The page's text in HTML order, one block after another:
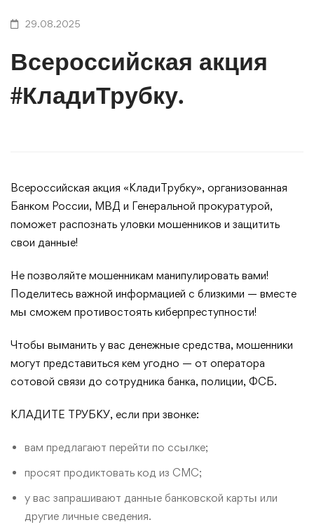
29.08.2025
Всероссийская акция
#КладиТрубку.
Всероссийская акция «КладиТрубку», организованная
Банком России, МВД и Генеральной прокуратурой,
поможет распознать уловки мошенников и защитить
свои данные!
Не позволяйте мошенникам манипулировать вами!
Поделитесь важной информацией с близкими — вместе
мы сможем противостоять киберпреступности!
Чтобы выманить у вас денежные средства, мошенники
могут представиться кем угодно — от оператора
сотовой связи до сотрудника банка, полиции, ФСБ.
КЛАДИТЕ ТРУБКУ, если при звонке:
вам предлагают перейти по ссылке;
просят продиктовать код из СМС;
у вас запрашивают данные банковской карты или
другие личные сведения.